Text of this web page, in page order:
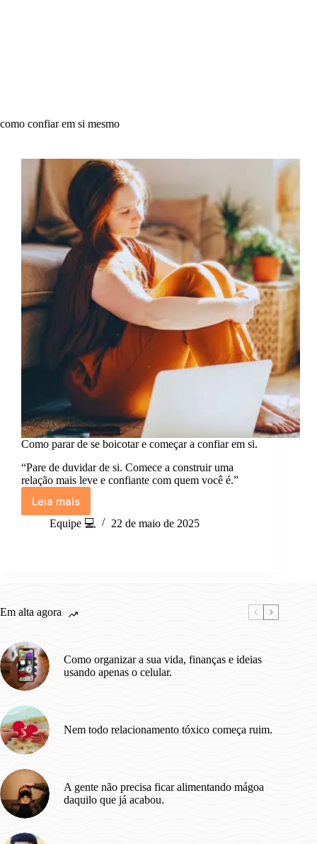
como confiar em si mesmo
Como parar de se boicotar e começar a confiar em si.
“Pare de duvidar de si. Comece a construir uma
relação mais leve e confiante com quem você é.”
Leia mais
Como
parar
de
confiar
Equipe 💻 22 de maio de 2025
Em alta agora
Como organizar a sua vida, finanças e ideias
usando apenas o celular.
Nem todo relacionamento tóxico começa ruim.
A gente não precisa ficar alimentando mágoa
daquilo que já acabou.